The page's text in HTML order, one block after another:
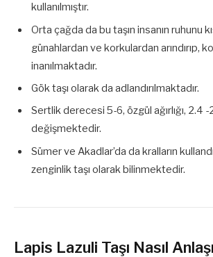
kullanılmıştır.
Orta çağda da bu taşın insanın ruhunu
günahlardan ve korkulardan arındırıp,
inanılmaktadır.
Gök taşı olarak da adlandırılmaktadır.
Sertlik derecesi 5-6, özgül ağırlığı, 2.4 -
değişmektedir.
Sümer ve Akadlar’da da kralların
zenginlik taşı olarak bilinmektedir.
Lapis Lazuli Taşı Nasıl